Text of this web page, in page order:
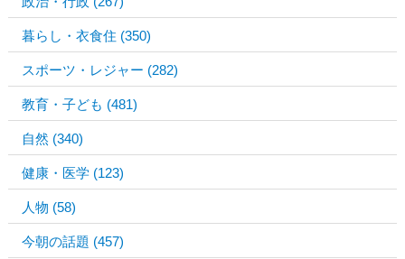
暮らし・衣食住 (350)
スポーツ・レジャー (282)
教育・子ども (481)
自然 (340)
健康・医学 (123)
人物 (58)
今朝の話題 (457)